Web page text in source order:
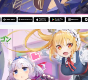
プ
いる記事ランキング